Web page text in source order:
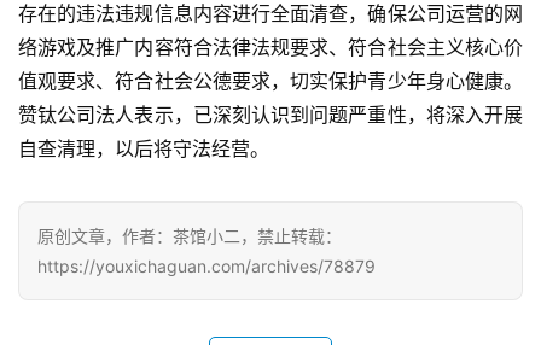
休
闲
游
戏
第
存在的违法违规信息内容进行全面清查，确保公司运营的网
络游戏及推广内容符合法律法规要求、符合社会主义核心价
值观要求、符合社会公德要求，切实保护青少年身心健康。
赞钛公司法人表示，已深刻认识到问题严重性，将深入开展
自查清理，以后将守法经营。
原创文章，作者：茶馆小二，禁止转载：
https://youxichaguan.com/archives/78879